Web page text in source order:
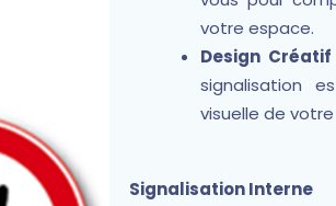
votre espace.
Design Créatif
signalisation
visuelle de
Signalisation Interne